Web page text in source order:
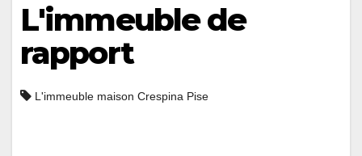
L'immeuble de
rapport
L'immeuble maison Crespina Pise